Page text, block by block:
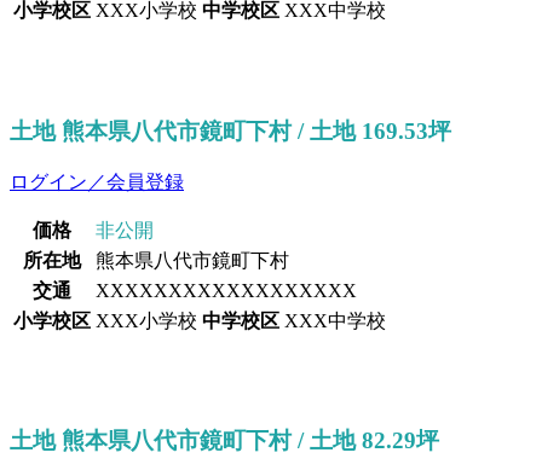
小学校区 XXX小学校 中学校区 XXX中学校
土地 熊本県八代市鏡町下村 / 土地 169.53坪
ログイン／会員登録
価格
非公開
所在地
熊本県八代市鏡町下村
交通
XXXXXXXXXXXXXXXXXX
小学校区 XXX小学校 中学校区 XXX中学校
土地 熊本県八代市鏡町下村 / 土地 82.29坪